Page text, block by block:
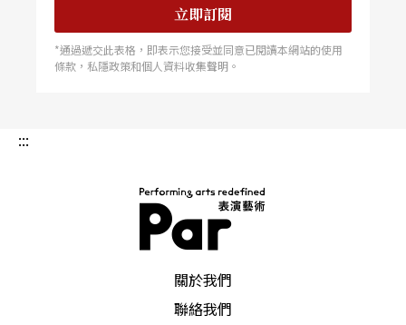
立即訂閱
*通過遞交此表格，即表示您接受並同意已閱讀本網站的使用
條款，私隱政策和個人資料收集聲明。
:::
關於我們
聯絡我們